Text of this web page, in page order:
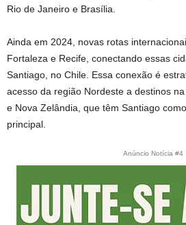
Rio de Janeiro e Brasília.
Ainda em 2024, novas rotas
Fortaleza e Recife, conectando essas
Santiago, no Chile. Essa conexão é
acesso da região Nordeste a destinos
e Nova Zelândia, que têm Santiago
principal.
Anúncio Notícia #4